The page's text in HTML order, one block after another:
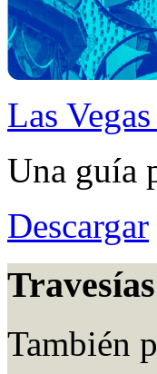
Las
Una guía
Descargar
También